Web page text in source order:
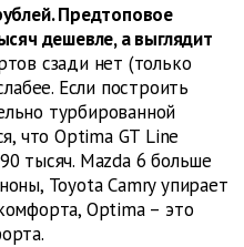
Предтоповое
дешевле, а выглядит
сзади нет (только
Если построить
турбированной
что Optima GT Line
тысяч. Mazda 6 больше
Toyota Camry упирает
Optima – это